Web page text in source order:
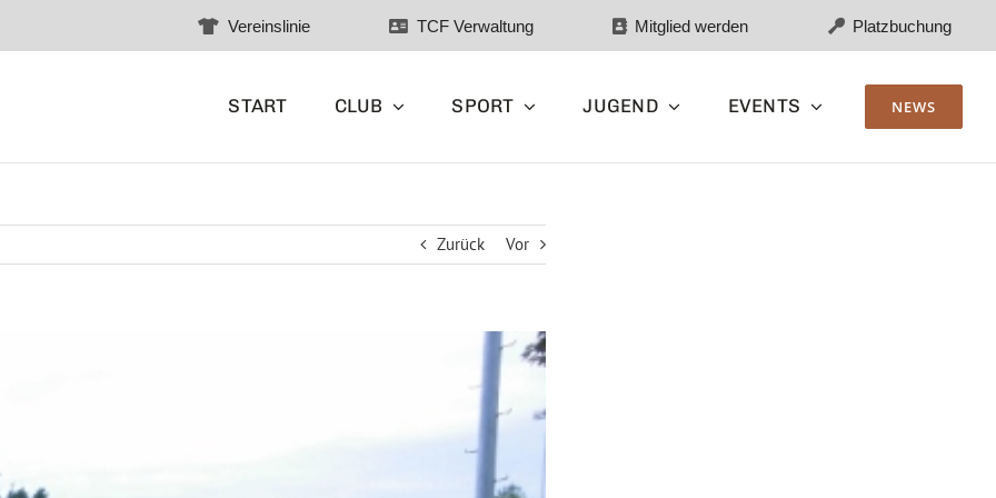
Vereinslinie TCF Verwaltung Mitglied werden Platzbuchung
START CLUB SPORT JUGEND EVENTS NEWS
Zurück Vor